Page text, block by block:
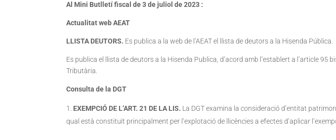
Al Mini Butlletí fiscal de 3 de juliol de 2023 :
Actualitat web AEAT
LLISTA DEUTORS. Es publica a la web de l’AEAT el llista de deutors a la Hisenda Pública.
Es publica el llista de deutors a la Hisenda Publica, d’acord amb l’establert a l’article 95
Tributària.
Consulta de la DGT
EXEMPCIÓ DE L’ART. 21 DE LA LIS. La DGT examina la consideració d’entitat
qual està constituït principalment per l’explotació de llicències a efectes d’aplicar